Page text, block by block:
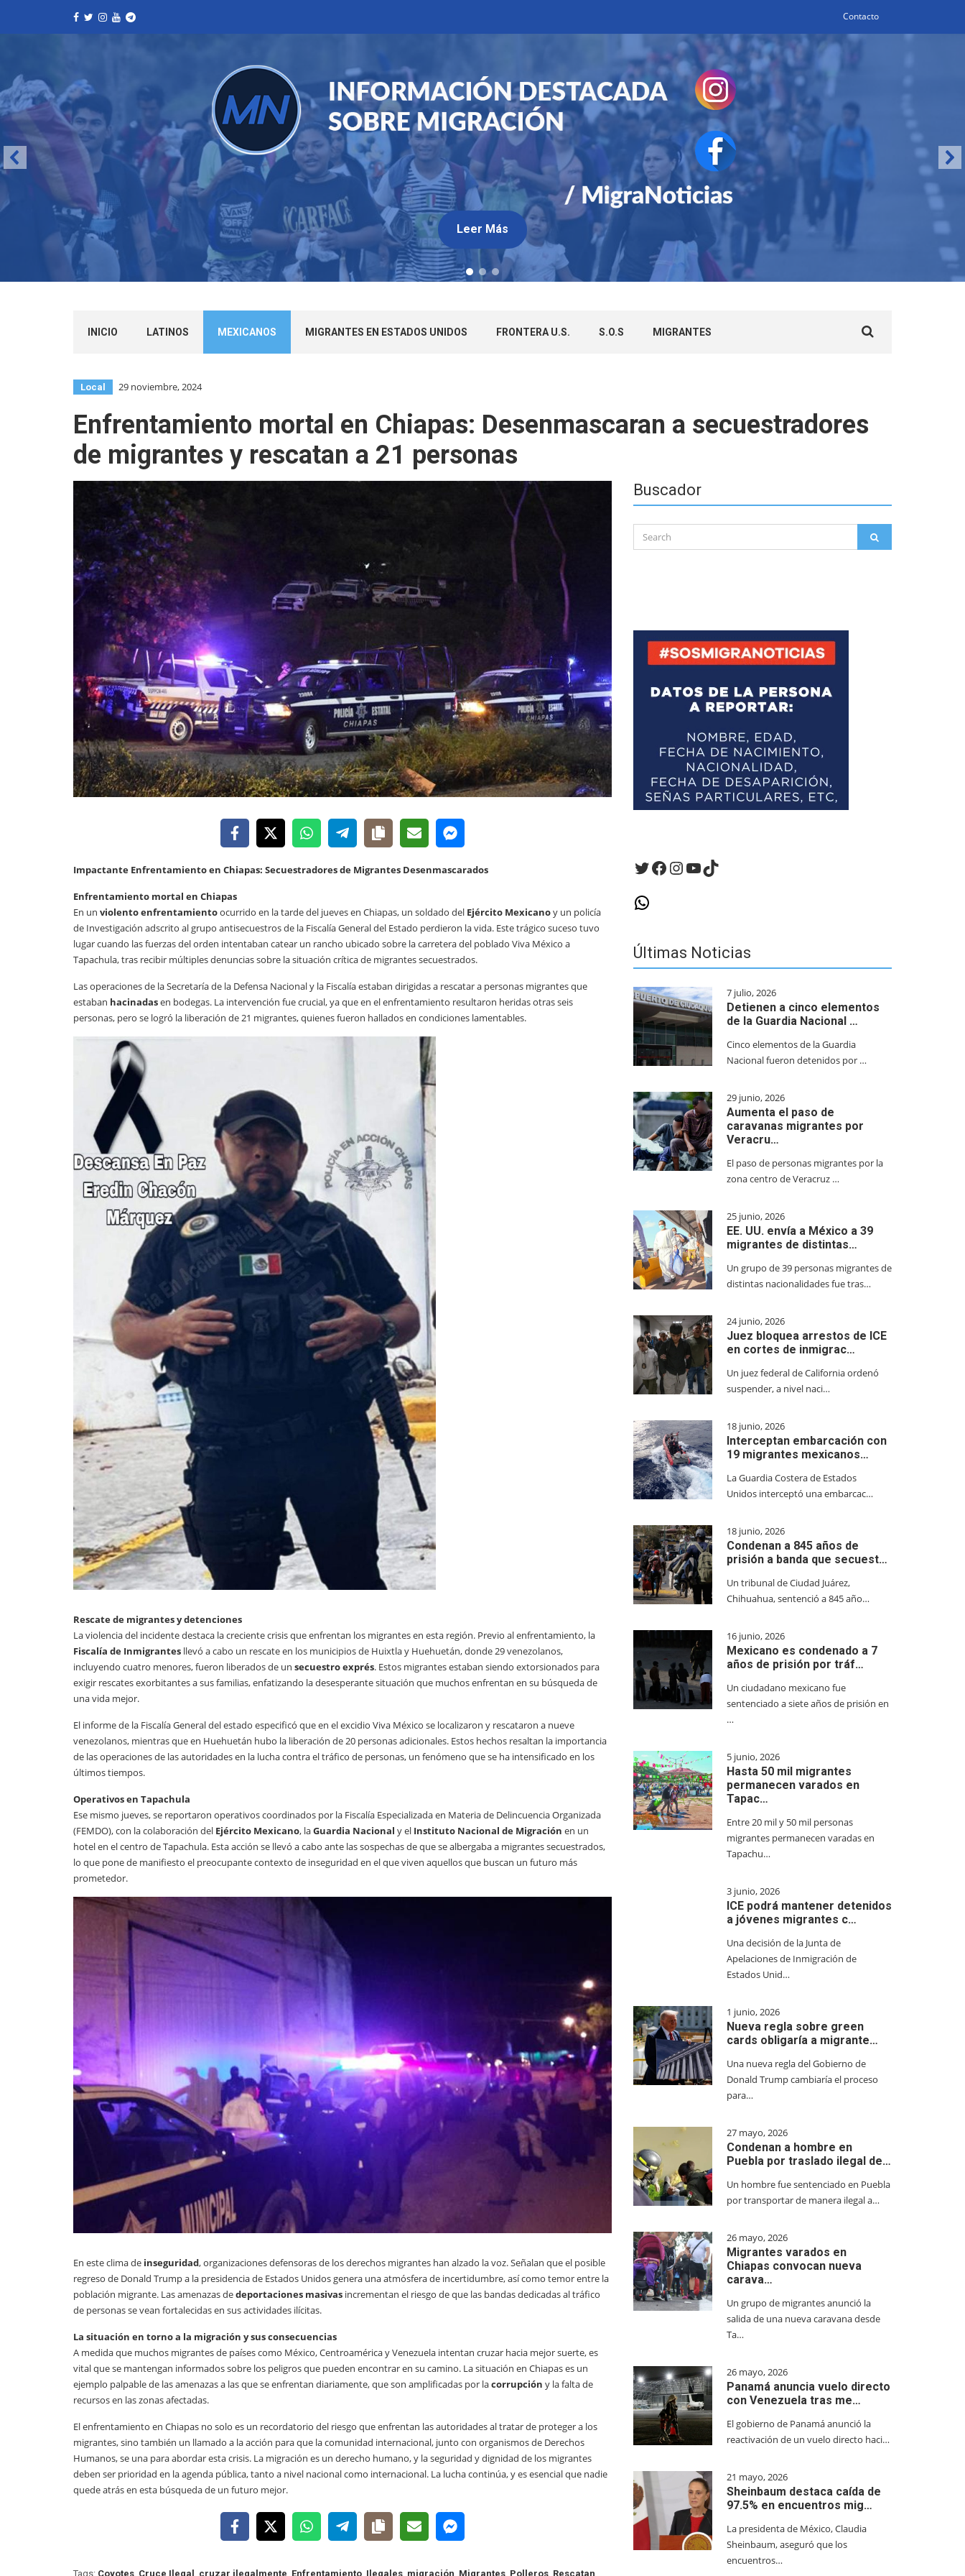
Contacto
Leer Más
INICIO LATINOS MEXICANOS MIGRANTES EN ESTADOS UNIDOS FRONTERA U.S. S.O.S MIGRANTES
for:
Local 29 noviembre, 2024
Enfrentamiento mortal en Chiapas: Desenmascaran a secuestradores
de migrantes y rescatan a 21 personas
Impactante Enfrentamiento en Chiapas: Secuestradores de Migrantes Desenmascarados
Enfrentamiento mortal en Chiapas
En un violento enfrentamientoocurrido en la tarde del jueves en Chiapas, un soldado del Ejército Mexicanoy un policía
de Investigación adscrito al grupo antisecuestros de la Fiscalía General del Estado perdieron la vida. Este trágico suceso tuvo
lugar cuando las fuerzas del orden intentaban catear un rancho ubicado sobre la carretera del poblado Viva México a
Tapachula, tras recibir múltiples denuncias sobre la situación crítica de migrantes secuestrados.
Las operaciones de la Secretaría de la Defensa Nacional y la Fiscalía estaban dirigidas a rescatar a personas migrantes que
estaban hacinadasen bodegas. La intervención fue crucial, ya que en el enfrentamiento resultaron heridas otras seis
personas, pero se logró la liberación de 21 migrantes, quienes fueron hallados en condiciones lamentables.
Rescate de migrantes y detenciones
La violencia del incidente destaca la creciente crisis que enfrentan los migrantes en esta región. Previo al enfrentamiento, la
Fiscalía de Inmigrantes llevó a cabo un rescate en los municipios de Huixtla y Huehuetán, donde 29 venezolanos,
incluyendo cuatro menores, fueron liberados de un secuestro exprés. Estos migrantes estaban siendo extorsionados para
exigir rescates exorbitantes a sus familias, enfatizando la desesperante situación que muchos enfrentan en su búsqueda de
una vida mejor.
El informe de la Fiscalía General del estado especificó que en el excidio Viva México se localizaron y rescataron a nueve
venezolanos, mientras que en Huehuetán hubo la liberación de 20 personas adicionales. Estos hechos resaltan la importancia
de las operaciones de las autoridades en la lucha contra el tráfico de personas, un fenómeno que se ha intensificado en los
últimos tiempos.
Operativos en Tapachula
Ese mismo jueves, se reportaron operativos coordinados por la Fiscalía Especializada en Materia de Delincuencia Organizada
(FEMDO), con la colaboración del Ejército Mexicano, laGuardia Nacional y el Instituto Nacional de Migración en un
hotel en el centro de Tapachula. Esta acción se llevó a cabo ante las sospechas de que se albergaba a migrantes secuestrados,
lo que pone de manifiesto el preocupante contexto de inseguridad en el que viven aquellos que buscan un futuro más
prometedor.
En este clima de inseguridad, organizaciones defensoras de los derechos migrantes han alzado la voz. Señalan que el posible
regreso de Donald Trump a la presidencia de Estados Unidos genera una atmósfera de incertidumbre, así como temor entre la
población migrante. Las amenazas dedeportaciones masivas incrementan el riesgo de que las bandas dedicadas al tráfico
de personas se vean fortalecidas en sus actividades ilícitas.
La situación en torno a la migración y sus consecuencias
A medida que muchos migrantes de países como México, Centroamérica y Venezuela intentan cruzar hacia mejor suerte, es
vital que se mantengan informados sobre los peligros que pueden encontrar en su camino. La situación en Chiapas es un
ejemplo palpable de las amenazas a las que se enfrentan diariamente, que son amplificadas por lacorrupción y la falta de
recursos en las zonas afectadas.
El enfrentamiento en Chiapas no solo es un recordatorio del riesgo que enfrentan las autoridades al tratar de proteger a los
migrantes, sino también un llamado a la acción para que la comunidad internacional, junto con organismos de Derechos
Humanos, se una para abordar esta crisis. La migración es un derecho humano, y la seguridad y dignidad de los migrantes
deben ser prioridad en la agenda pública, tanto a nivel nacional como internacional. La lucha continúa, y es esencial que nadie
quede atrás en esta búsqueda de un futuro mejor.
Tags: Coyotes Cruce Ilegal cruzar ilegalmente Enfrentamiento Ilegales migración Migrantes Polleros Rescatan
Buscador
for:
Twitter
Facebook
Instagram
YouTube
TikTok
WhatsApp
Últimas Noticias
7 julio, 2026
Detienen a cinco elementos
de la Guardia Nacional …
Cinco elementos de la Guardia
Nacional fueron detenidos por …
29 junio, 2026
Aumenta el paso de
caravanas migrantes por
Veracru…
El paso de personas migrantes por la
zona centro de Veracruz …
25 junio, 2026
EE. UU. envía a México a 39
migrantes de distintas…
Un grupo de 39 personas migrantes de
distintas nacionalidades fue tras…
24 junio, 2026
Juez bloquea arrestos de ICE
en cortes de inmigrac…
Un juez federal de California ordenó
suspender, a nivel naci…
18 junio, 2026
Interceptan embarcación con
19 migrantes mexicanos…
La Guardia Costera de Estados
Unidos interceptó una embarcac…
18 junio, 2026
Condenan a 845 años de
prisión a banda que secuest…
Un tribunal de Ciudad Juárez,
Chihuahua, sentenció a 845 año…
16 junio, 2026
Mexicano es condenado a 7
años de prisión por tráf…
Un ciudadano mexicano fue
sentenciado a siete años de prisión en
…
5 junio, 2026
Hasta 50 mil migrantes
permanecen varados en
Tapac…
Entre 20 mil y 50 mil personas
migrantes permanecen varadas en
Tapachu…
3 junio, 2026
ICE podrá mantener detenidos
a jóvenes migrantes c…
Una decisión de la Junta de
Apelaciones de Inmigración de
Estados Unid…
1 junio, 2026
Nueva regla sobre green
cards obligaría a migrante…
Una nueva regla del Gobierno de
Donald Trump cambiaría el proceso
para…
27 mayo, 2026
Condenan a hombre en
Puebla por traslado ilegal de…
Un hombre fue sentenciado en Puebla
por transportar de manera ilegal a…
26 mayo, 2026
Migrantes varados en
Chiapas convocan nueva
carava…
Un grupo de migrantes anunció la
salida de una nueva caravana desde
Ta…
26 mayo, 2026
Panamá anuncia vuelo directo
con Venezuela tras me…
El gobierno de Panamá anunció la
reactivación de un vuelo directo haci…
21 mayo, 2026
Sheinbaum destaca caída de
97.5% en encuentros mig…
La presidenta de México, Claudia
Sheinbaum, aseguró que los
encuentros…